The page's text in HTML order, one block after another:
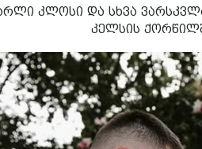
კლოსი და სხვა
კელსის